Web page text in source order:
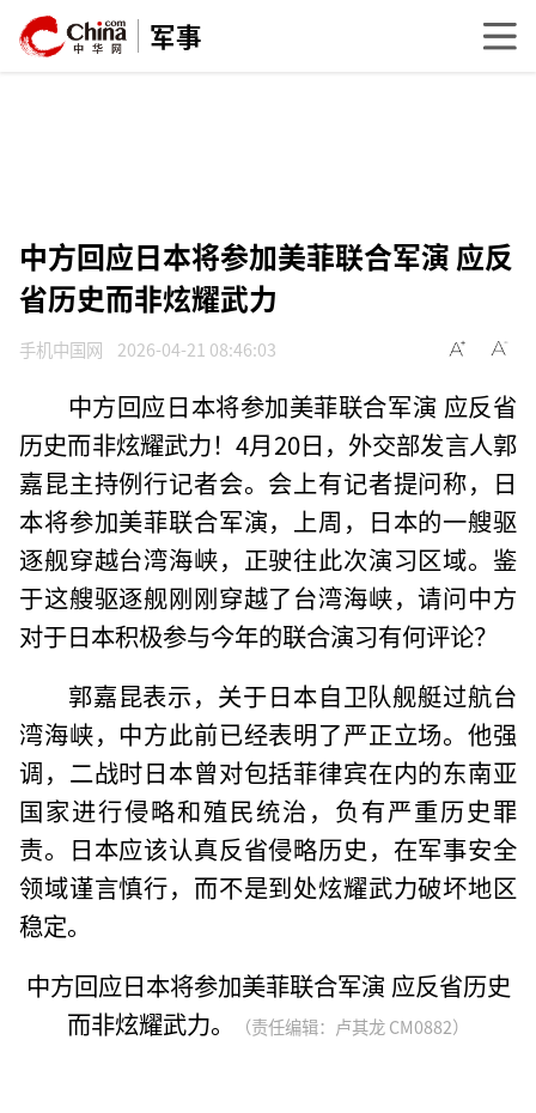
军事
中方回应日本将参加美菲联合军演 应反
省历史而非炫耀武力
手机中国网 2026-04-21 08:46:03
中方回应日本将参加美菲联合军演 应反省
历史而非炫耀武力！4月20日，外交部发言人郭
嘉昆主持例行记者会。会上有记者提问称，日
本将参加美菲联合军演，上周，日本的一艘驱
逐舰穿越台湾海峡，正驶往此次演习区域。鉴
于这艘驱逐舰刚刚穿越了台湾海峡，请问中方
对于日本积极参与今年的联合演习有何评论？
郭嘉昆表示，关于日本自卫队舰艇过航台
湾海峡，中方此前已经表明了严正立场。他强
调，二战时日本曾对包括菲律宾在内的东南亚
国家进行侵略和殖民统治，负有严重历史罪
责。日本应该认真反省侵略历史，在军事安全
领域谨言慎行，而不是到处炫耀武力破坏地区
稳定。
中方回应日本将参加美菲联合军演 应反省历史
而非炫耀武力。
（责任编辑：卢其龙 CM0882）